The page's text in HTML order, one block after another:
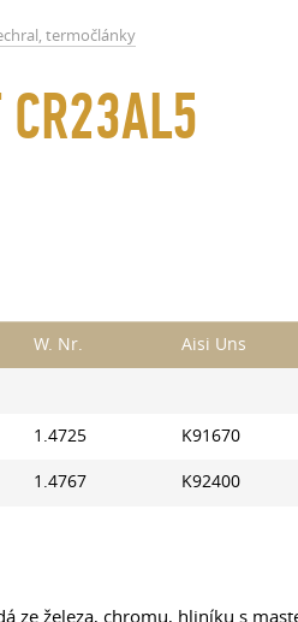
termočlánky
CR23AL5
W. Nr. Aisi Uns
1.4725 K91670
1.4767 K92400
ze železa, chromu, hliníku s